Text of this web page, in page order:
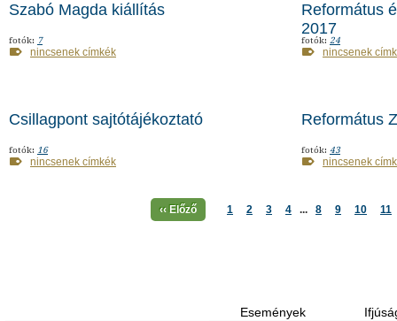
Szabó Magda kiállítás
fotók: 7
nincsenek címkék
Református
2017
fotók: 24
nincsenek
Csillagpont sajtótájékoztató
fotók: 16
nincsenek címkék
Református
fotók: 43
nincsenek
‹‹ Előző 1 2 3 4 ... 8 9 10 11
Események